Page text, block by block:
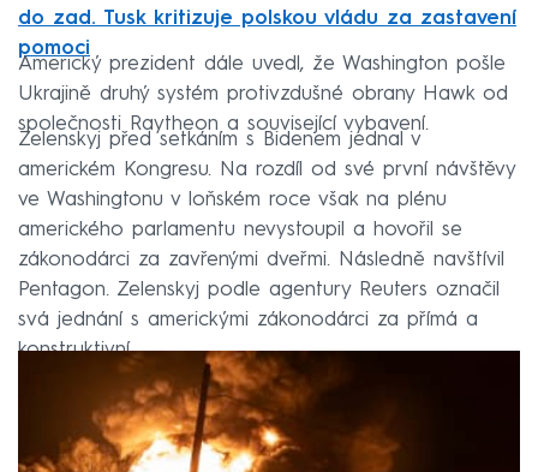
do zad. Tusk kritizuje polskou vládu za zastavení
pomoci
Americký prezident dále uvedl, že Washington pošle
Ukrajině druhý systém protivzdušné obrany Hawk od
společnosti Raytheon a související vybavení.
Zelenskyj před setkáním s Bidenem jednal v
americkém Kongresu. Na rozdíl od své první návštěvy
ve Washingtonu v loňském roce však na plénu
amerického parlamentu nevystoupil a hovořil se
zákonodárci za zavřenými dveřmi. Následně navštívil
Pentagon. Zelenskyj podle agentury Reuters označil
svá jednání s americkými zákonodárci za přímá a
konstruktivní.